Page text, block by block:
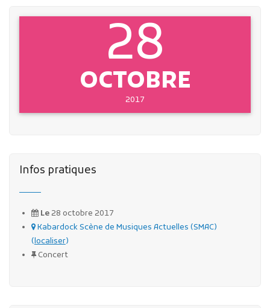
28
OCTOBRE
2017
Infos pratiques
Le28 octobre 2017
Kabardock Scène de Musiques Actuelles (SMAC)
(localiser)
Concert